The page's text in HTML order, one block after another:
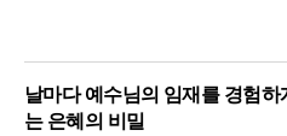
날마다 예수님의 임재를 경험하
는 은혜의 비밀